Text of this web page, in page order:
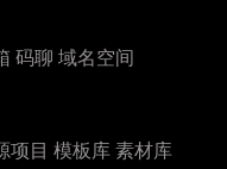
码聊 域名空间
项目 模板库 素材库